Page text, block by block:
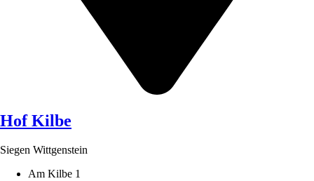
Hof Kilbe
Siegen Wittgenstein
Am Kilbe 1